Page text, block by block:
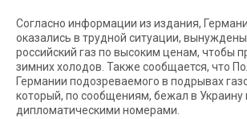
Согласно информации из издания,
оказались в трудной ситуации,
российский газ по высоким ценам, чтобы
зимних холодов. Также сообщается, что
Германии подозреваемого в подрывах
который, по сообщениям, бежал в Украину
дипломатическими номерами.